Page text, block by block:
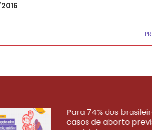
Para 74% dos
casos de aborto
VEJA MAIS PESQUISAS